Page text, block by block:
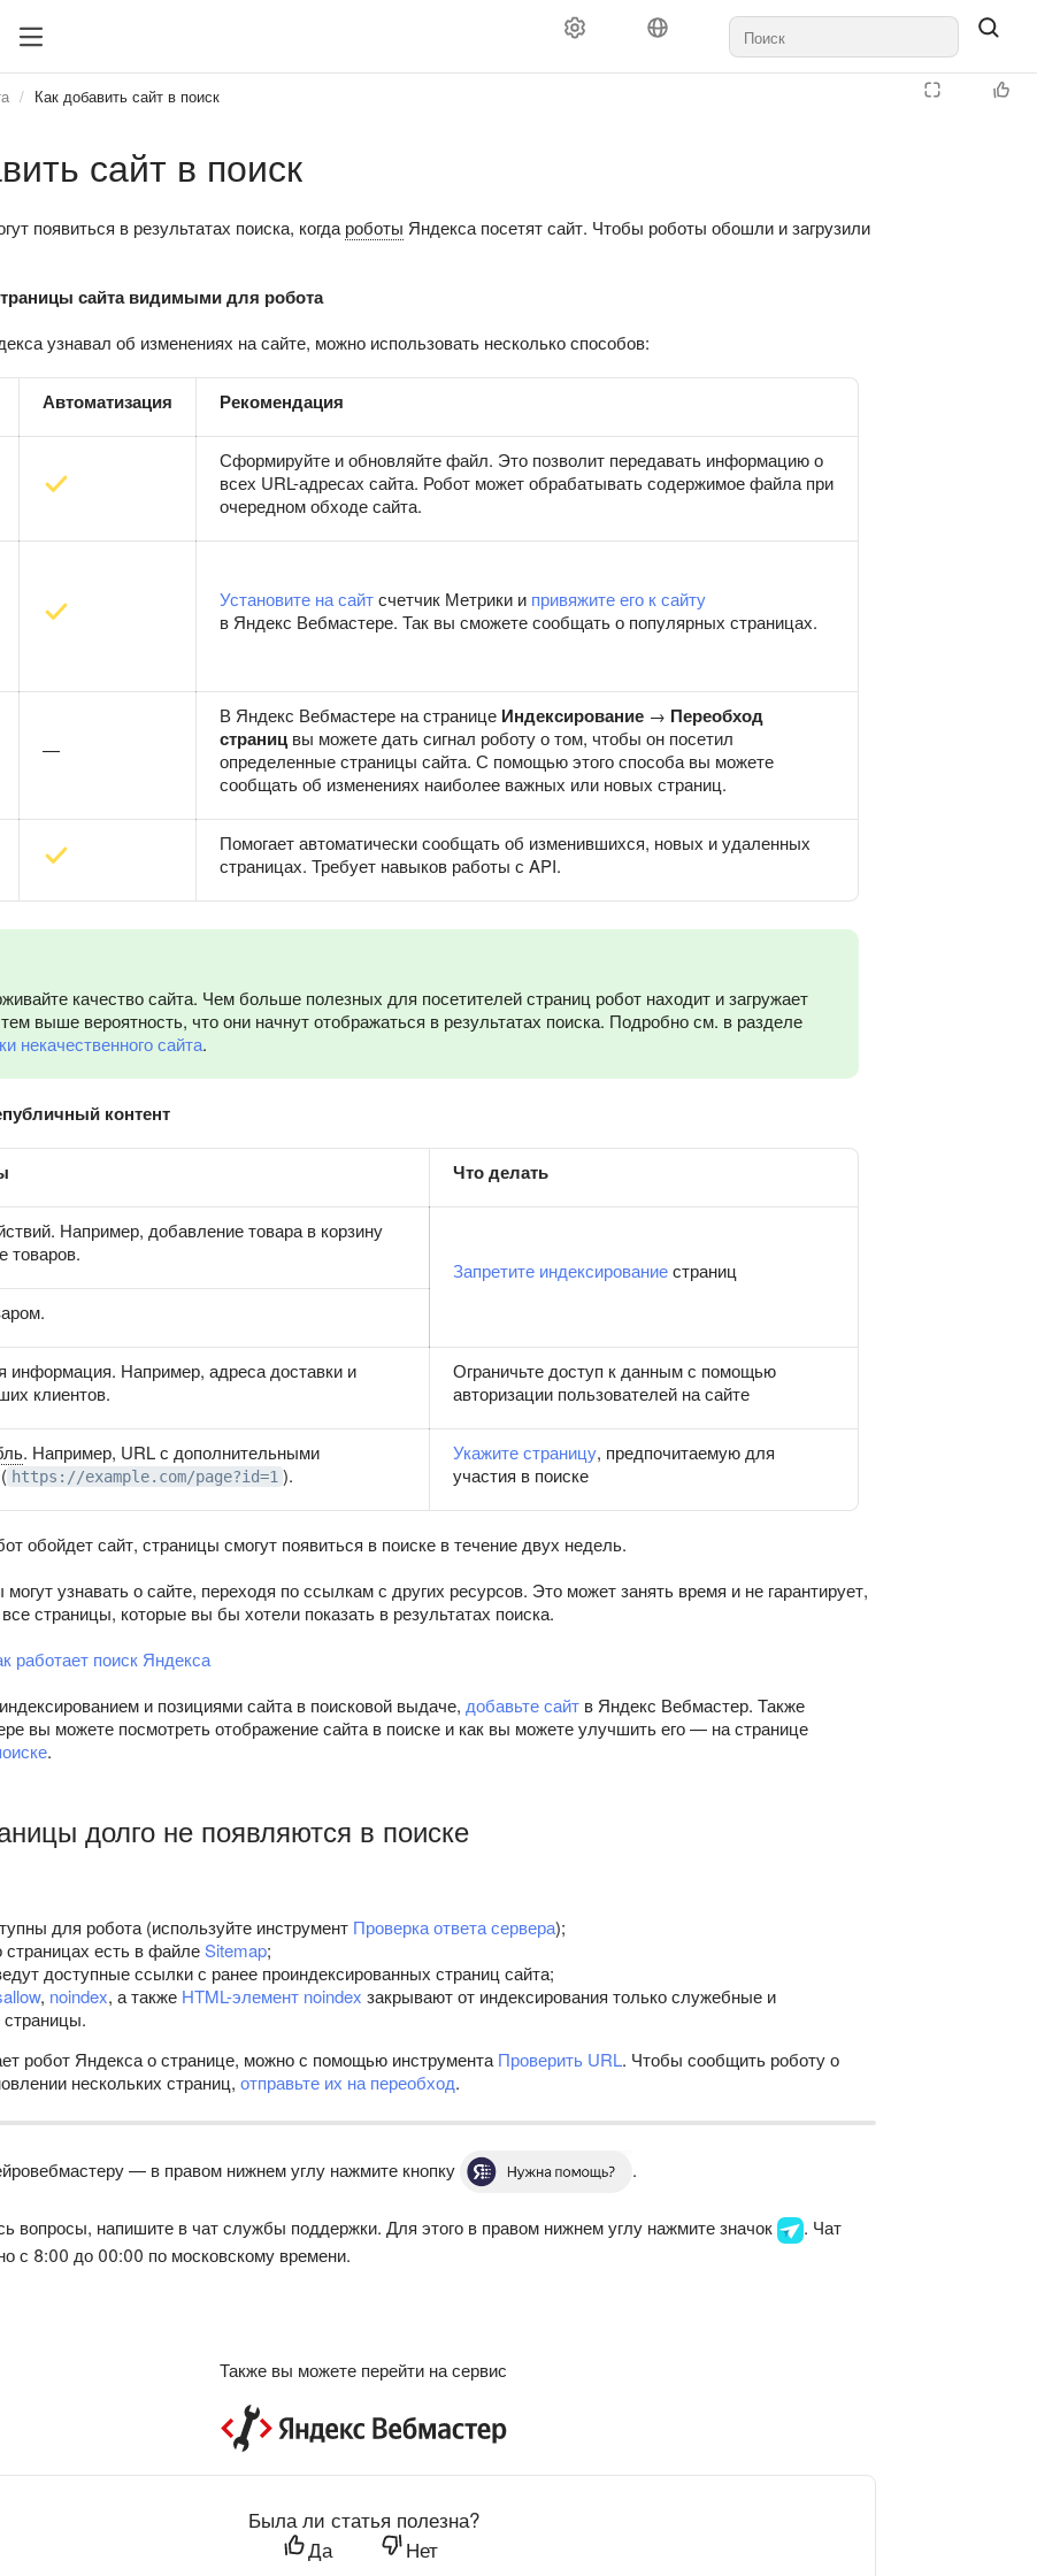
Как добавить сайт в поиск
сайт в поиск
появиться в результатах поиска, когда роботы Яндекса посетят сайт. Чтобы роботы обошли и загрузили
сайта видимыми для робота
узнавал об изменениях на сайте, можно использовать несколько способов:
Автоматизация Рекомендация
Сформируйте и обновляйте файл. Это позволит передавать информацию о
всех URL-адресах сайта. Робот может обрабатывать содержимое файла при
очередном обходе сайта.
Установите на сайтсчетчик Метрики и привяжите его к сайту
в Яндекс Вебмастере. Так вы сможете сообщать о популярных страницах.
—
В Яндекс Вебмастере на странице Индексирование → Переобход
страниц вы можете дать сигнал роботу о том, чтобы он посетил
определенные страницы сайта. С помощью этого способа вы можете
сообщать об изменениях наиболее важных или новых страниц.
Помогает автоматически сообщать об изменившихся, новых и удаленных
страницах. Требует навыков работы с API.
качество сайта. Чем больше полезных для посетителей страниц робот находит и загружает
выше вероятность, что они начнут отображаться в результатах поиска. Подробно см. в разделе
некачественного сайта.
контент
Что делать
Например, добавление товара в корзину
товаров.
Запретите индексированиестраниц
информация. Например, адреса доставки и
клиентов.
Ограничьте доступ к данным с помощью
авторизации пользователей на сайте
. Например, URL с дополнительными
https://example.com/page?id=1 ).
Укажите страницу, предпочитаемую для
участия в поиске
обойдет сайт, страницы смогут появиться в поиске в течение двух недель.
могут узнавать о сайте, переходя по ссылкам с других ресурсов. Это может занять время и не гарантирует,
страницы, которые вы бы хотели показать в результатах поиска.
работает поиск Яндекса
и позициями сайта в поисковой выдаче, добавьте сайт в Яндекс Вебмастер. Также
вы можете посмотреть отображение сайта в поиске и как вы можете улучшить его — на странице
.
долго не появляются в поиске
для робота (используйте инструмент Проверка ответа сервера);
есть в файлеSitemap;
доступные ссылки с ранее проиндексированных страниц сайта;
, noindex, а также HTML-элемент noindex закрывают от индексирования только служебные и
робот Яндекса о странице, можно с помощью инструмента Проверить URL. Чтобы сообщить роботу о
нескольких страниц, отправьте их на переобход.
— в правом нижнем углу нажмите кнопку .
вопросы, напишите в чат службы поддержки. Для этого в правом нижнем углу нажмите значок
. Чат
с 8:00 до 00:00 по московскому времени.
Также вы можете перейти на сервис
Была ли статья полезна?
Да
Нет